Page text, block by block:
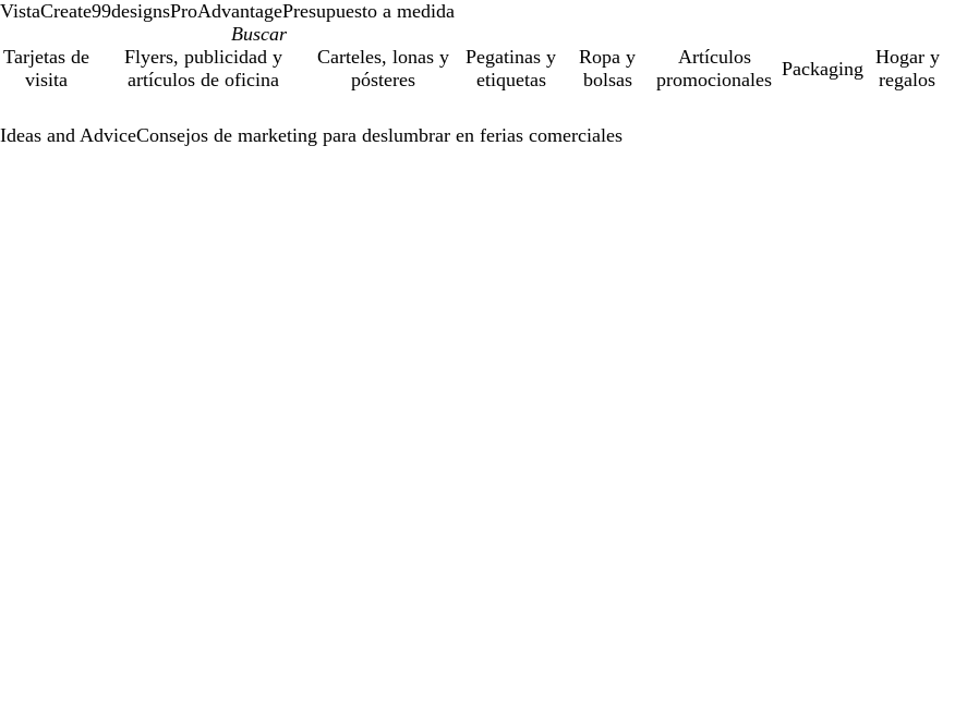
VistaCreate99designsProAdvantagePresupuesto a medida
Tarjetas de
visita
Flyers, publicidad y
artículos de oficina
Carteles, lonas y
pósteres
Pegatinas y
etiquetas
Ropa y
bolsas
Artículos
promocionales
Packaging
Hogar y
regalos
Ideas and AdviceConsejos de marketing para deslumbrar en ferias comerciales